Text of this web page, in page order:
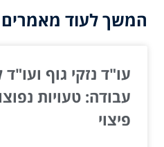
המשך לעוד מאמרים
עו"ד נזקי גוף ועו"ד
עבודה: טעויות
פיצוי